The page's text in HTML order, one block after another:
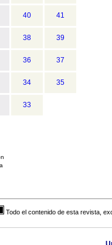
40 41
38 39
36 37
34 35
33
Todo el contenido de esta revista,